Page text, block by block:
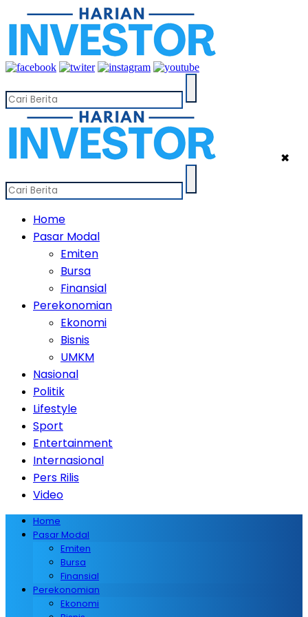
✖
Home
Pasar Modal
Emiten
Bursa
Finansial
Perekonomian
Ekonomi
Bisnis
UMKM
Nasional
Politik
Lifestyle
Sport
Entertainment
Internasional
Pers Rilis
Video
Home
Pasar Modal
Emiten
Bursa
Finansial
Perekonomian
Ekonomi